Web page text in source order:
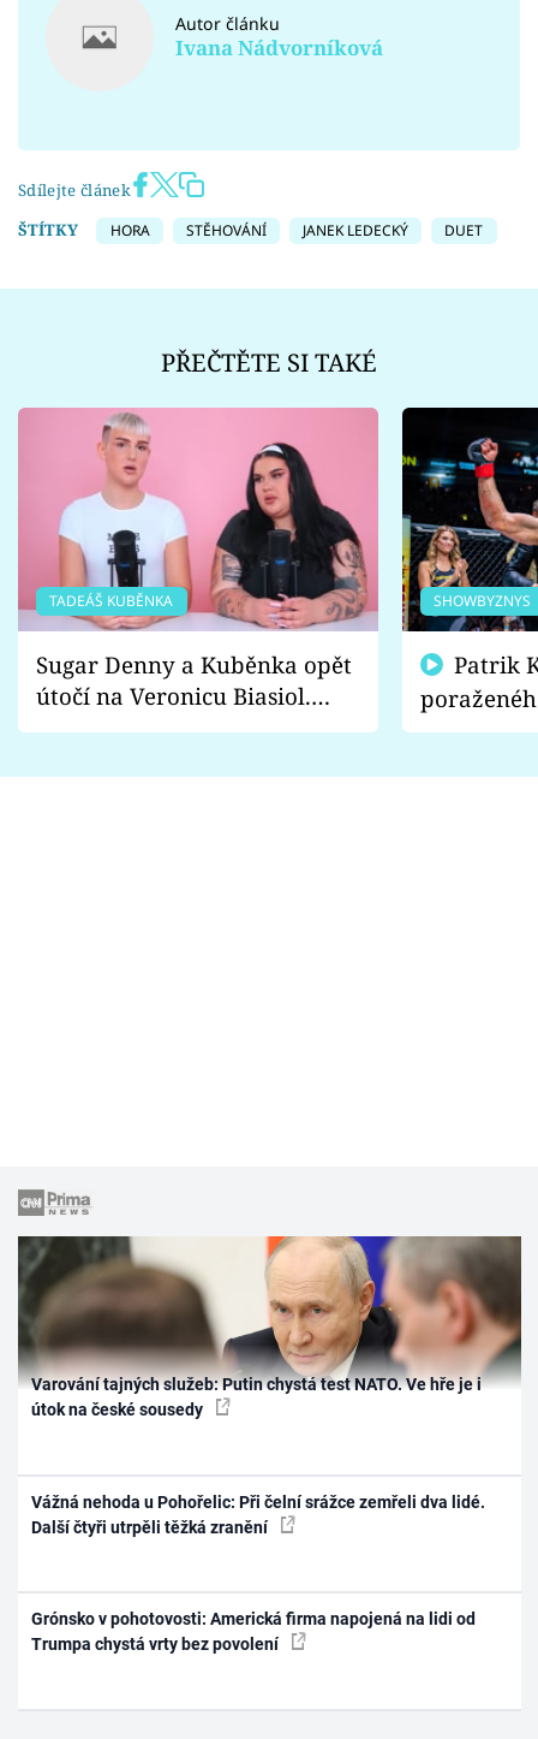
Autor článku
Ivana Nádvorníková
Sdílejte článek
ŠTÍTKY
HORA STĚHOVÁNÍ JANEK LEDECKÝ DUET
PŘEČTĚTE SI TAKÉ
TADEÁŠ KUBĚNKA
Sugar Denny a Kuběnka opět
útočí na Veronicu Biasiol.
Proč je podle nich falešná a
SHOWBYZNYS
fanoušci
Varování tajných služeb: Putin chystá test NATO. Ve hře je i
útok na české sousedy
Vážná nehoda u Pohořelic: Při čelní srážce zemřeli dva lidé.
Další čtyři utrpěli těžká zranění
Grónsko v pohotovosti: Americká firma napojená na lidi od
Trumpa chystá vrty bez povolení